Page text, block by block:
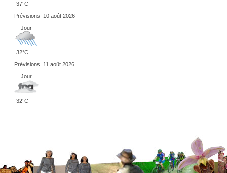
37°C
Prévisions
10 août 2026
Jour
32°C
Prévisions
11 août 2026
Jour
32°C